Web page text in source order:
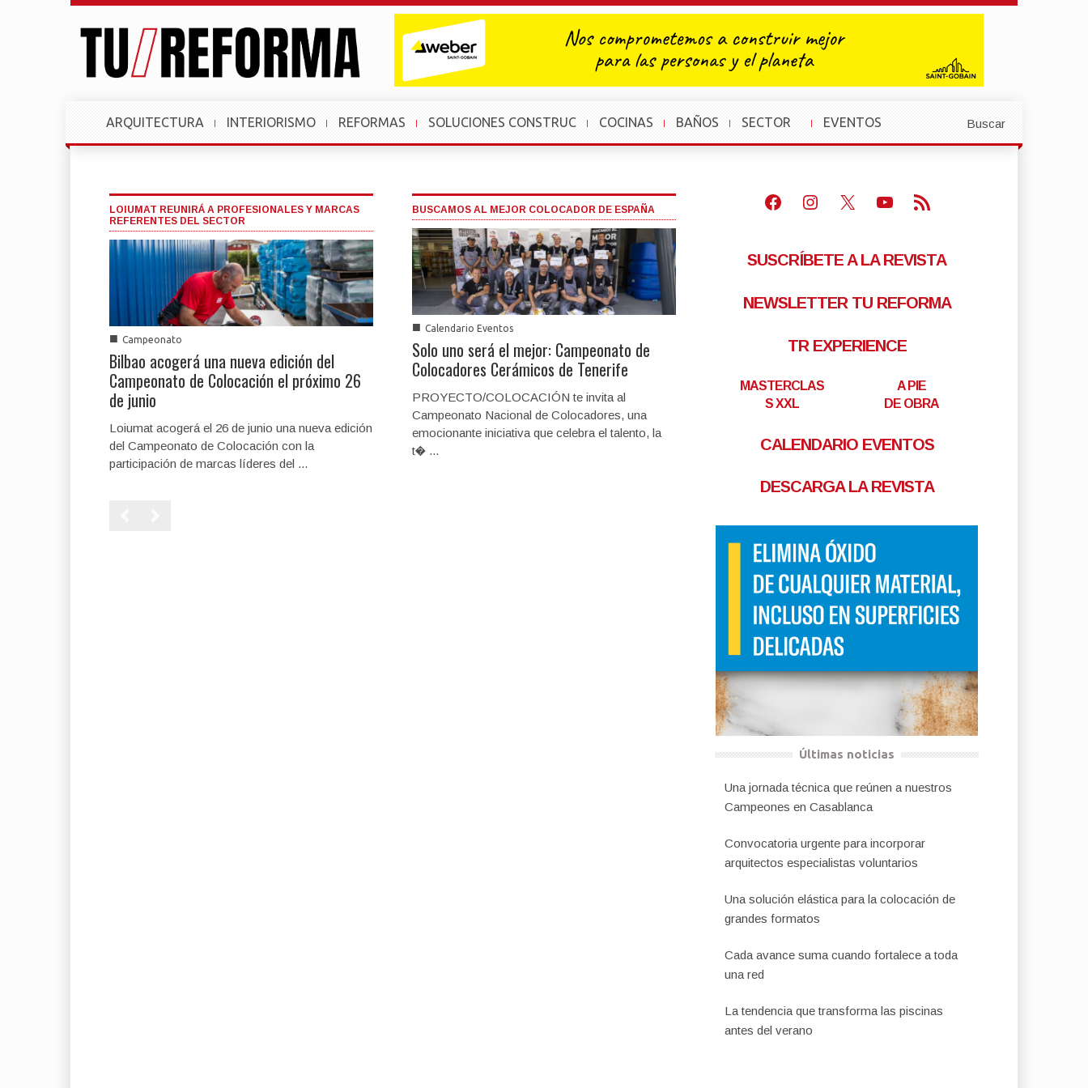
ARQUITECTURA INTERIORISMO REFORMAS SOLUCIONES CONSTRUC COCINAS BAÑOS
SECTOR
»
EVENTOS
»
Buscar
LOIUMAT REUNIRÁ A PROFESIONALES Y MARCAS
REFERENTES DEL SECTOR
■ Campeonato
Bilbao acogerá una nueva edición del
Campeonato de Colocación el próximo 26
de junio
Loiumat acogerá el 26 de junio una nueva edición
del Campeonato de Colocación con la
participación de marcas líderes del ...
BUSCAMOS AL MEJOR COLOCADOR DE ESPAÑA
■ Calendario Eventos
Solo uno será el mejor: Campeonato de
Colocadores Cerámicos de Tenerife
PROYECTO/COLOCACIÓN te invita al
Campeonato Nacional de Colocadores, una
emocionante iniciativa que celebra el talento, la
t� ...
Facebook
Instagram
X Youtube
Feed RSS
SUSCRÍBETE A LA REVISTA
NEWSLETTER TU REFORMA
TR EXPERIENCE
MASTERCLAS
S XXL
A PIE
DE OBRA
CALENDARIO EVENTOS
DESCARGA LA REVISTA
Últimas noticias
Una jornada técnica que reúnen a nuestros
Campeones en Casablanca
Convocatoria urgente para incorporar
arquitectos especialistas voluntarios
Una solución elástica para la colocación de
grandes formatos
Cada avance suma cuando fortalece a toda
una red
La tendencia que transforma las piscinas
antes del verano